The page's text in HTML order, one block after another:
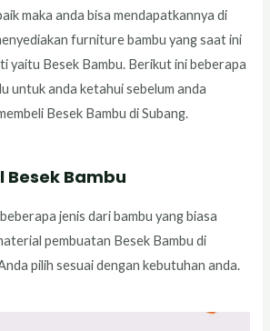
maka anda bisa mendapatkannya di
furniture bambu yang saat ini
yaitu Besek Bambu. Berikut ini beberapa
untuk anda ketahui sebelum anda
Besek Bambu di Subang.
Besek Bambu
jenis dari bambu yang biasa
pembuatan Besek Bambu di
pilih sesuai dengan kebutuhan anda.